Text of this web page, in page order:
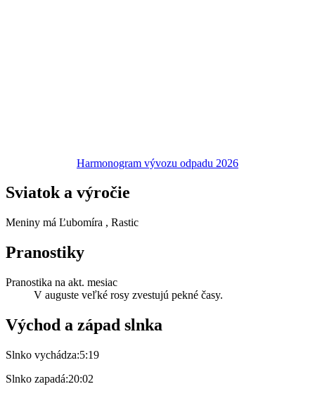
Harmonogram vývozu odpadu 2026
Sviatok a výročie
Meniny má Ľubomíra , Rastic
Pranostiky
Pranostika na akt. mesiac
V auguste veľké rosy zvestujú pekné časy.
Východ a západ slnka
Slnko vychádza:5:19
Slnko zapadá:20:02